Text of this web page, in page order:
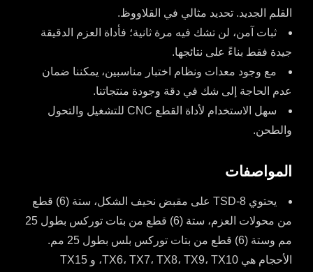
القلم الجديد. تحديد مثالي في القلاووظ.
ثبات آمن، لن تشك فيه مرة ثانية؛ فأداة العزم الدقيقة
جيدة فقط بناءً على نتائجها.
مع وجود معدات ونظام اختبار مناسبين، يمكننا ضمان
عدم الحاجة إلى شك في دقة وجودة منتجاتنا.
سهل الاستخدام لأداة القطع CNC للتشغيل والتحول
والطحن.
المواصفات
يحتوي TSD-8 على مقبض نحيف الشكل، ستة (6) قطع
من محولات العزم، ستة (6) قطع من بتات توركس بطول 25
مم وستة (6) قطع من بتات توركس بلس بطول 25 مم.
الأحجام هي TX6، TX7، TX8، TX9، TX10، و TX15